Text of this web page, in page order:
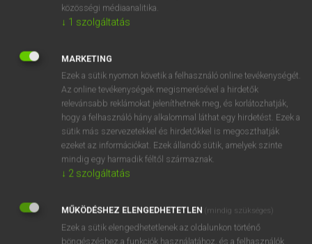
DÍJMENTES ANGOL SZÓTÁR
lekopik
közösségi médiaanalitika.
↓ 1 szolgáltatás
MARKETING
Ezek a sütik nyomon követik a felhasználó online tevékenységét.
Az online tevékenységek megismerésével a hirdetők
relevánsabb reklámokat jeleníthetnek meg, és korlátozhatják,
hogy a felhasználó hány alkalommal láthat egy hirdetést. Ezek a
sütik más szervezetekkel és hirdetőkkel is megoszthatják
ezeket az információkat. Ezek állandó sütik, amelyek szinte
mindig egy harmadik féltől származnak.
↓ 2 szolgáltatás
MŰKÖDÉSHEZ ELENGEDHETETLEN (mindig szükséges)
Ezek a sütik elengedhetetlenek az oldalunkon történő
böngészéshez,a funkciók használatához, és a felhasználók